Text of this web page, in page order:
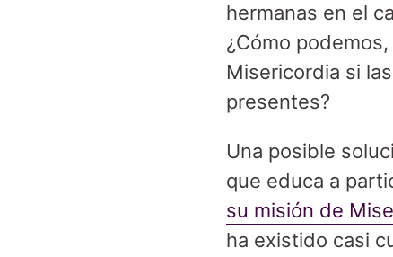
hermanas en el
¿Cómo
Misericordia si
presentes?
Una posible
que educa a
su misión de
ha existido casi